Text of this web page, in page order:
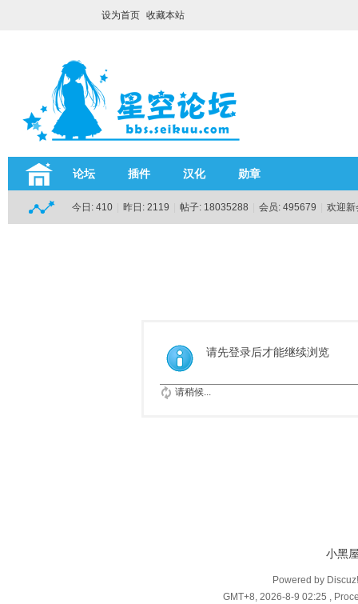
设为首页 收藏本站
论坛 插件 汉化 勋章
今日: 410 昨日: 2119 帖子: 18035288 会员: 495679 欢迎
请先登录后才能继续浏览
请稍候...
小黑
Powered by
GMT+8, 2026-8-9 02:25 ,